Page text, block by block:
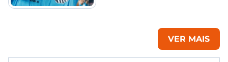
VER MAIS